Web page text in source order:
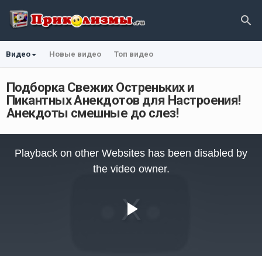
Видео Новые видео Топ видео
Подборка Свежих Остреньких и
Пикантных Анекдотов для Настроения!
Анекдоты смешные до слез!
Playback on other Websites has been disabled by
the video owner.